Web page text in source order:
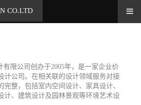
CO.LTD
有限公司创办于2005年，是一家企业价
计公司。在相关联的设计领域服务对接
完整，包括室内空间设计、家具设计、
计、建筑设计及园林景观等环境艺术设